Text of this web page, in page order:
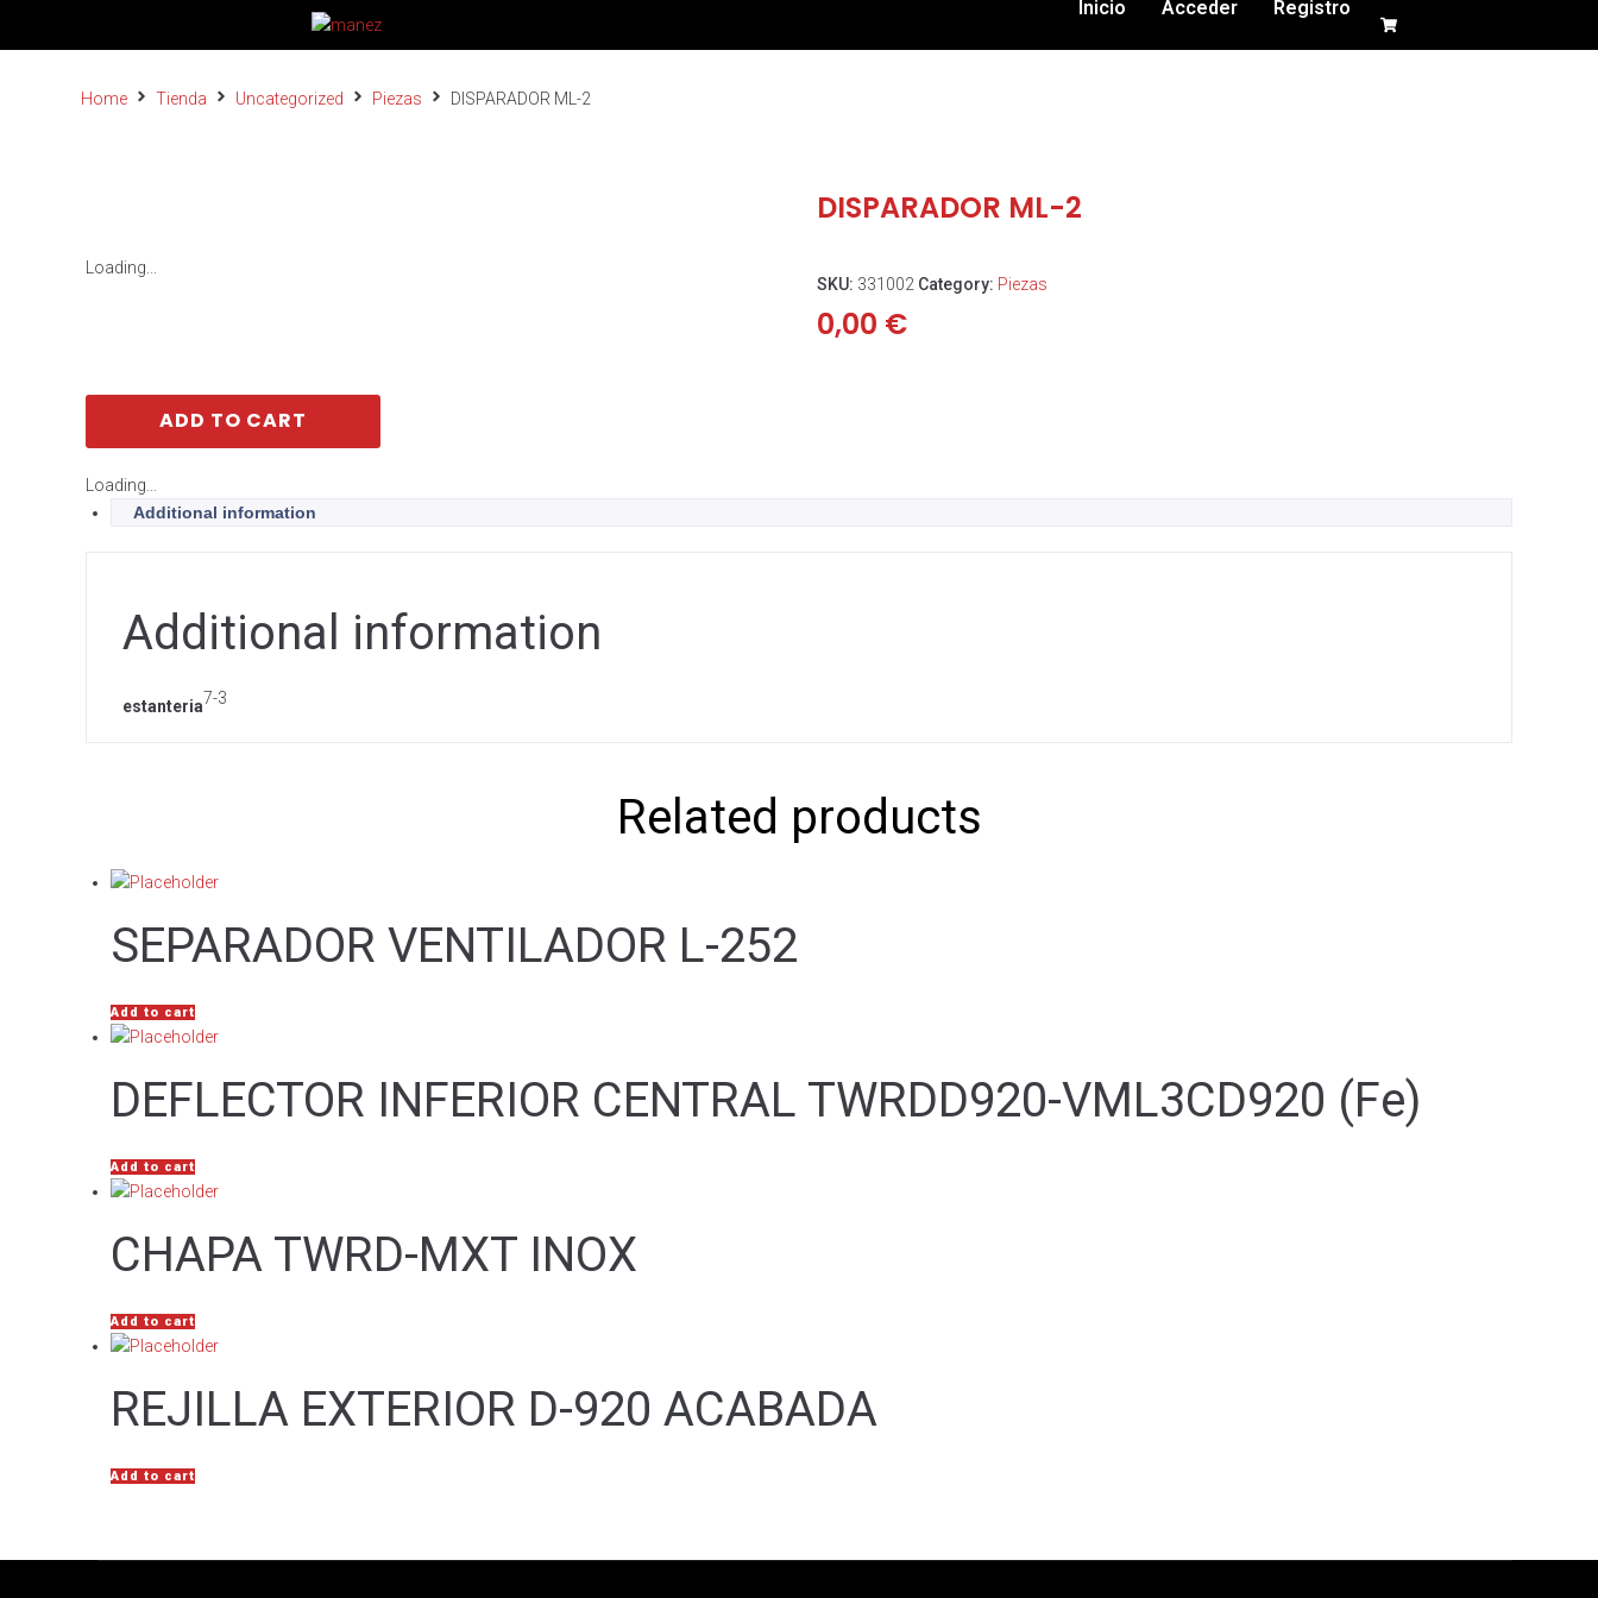
Inicio Acceder Registro
Home Tienda Uncategorized Piezas DISPARADOR ML-2
Loading...
DISPARADOR ML-2
SKU: 331002 Category: Piezas
0,00 €
ADD TO CART
Loading...
Additional information
Additional information
estanteria7-3
Related products
SEPARADOR VENTILADOR L-252
Add to cart
DEFLECTOR INFERIOR CENTRAL TWRDD920-VML3CD920 (Fe)
Add to cart
CHAPA TWRD-MXT INOX
Add to cart
REJILLA EXTERIOR D-920 ACABADA
Add to cart